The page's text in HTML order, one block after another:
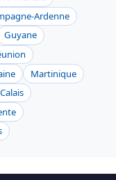
Ardenne
Guyane
Martinique